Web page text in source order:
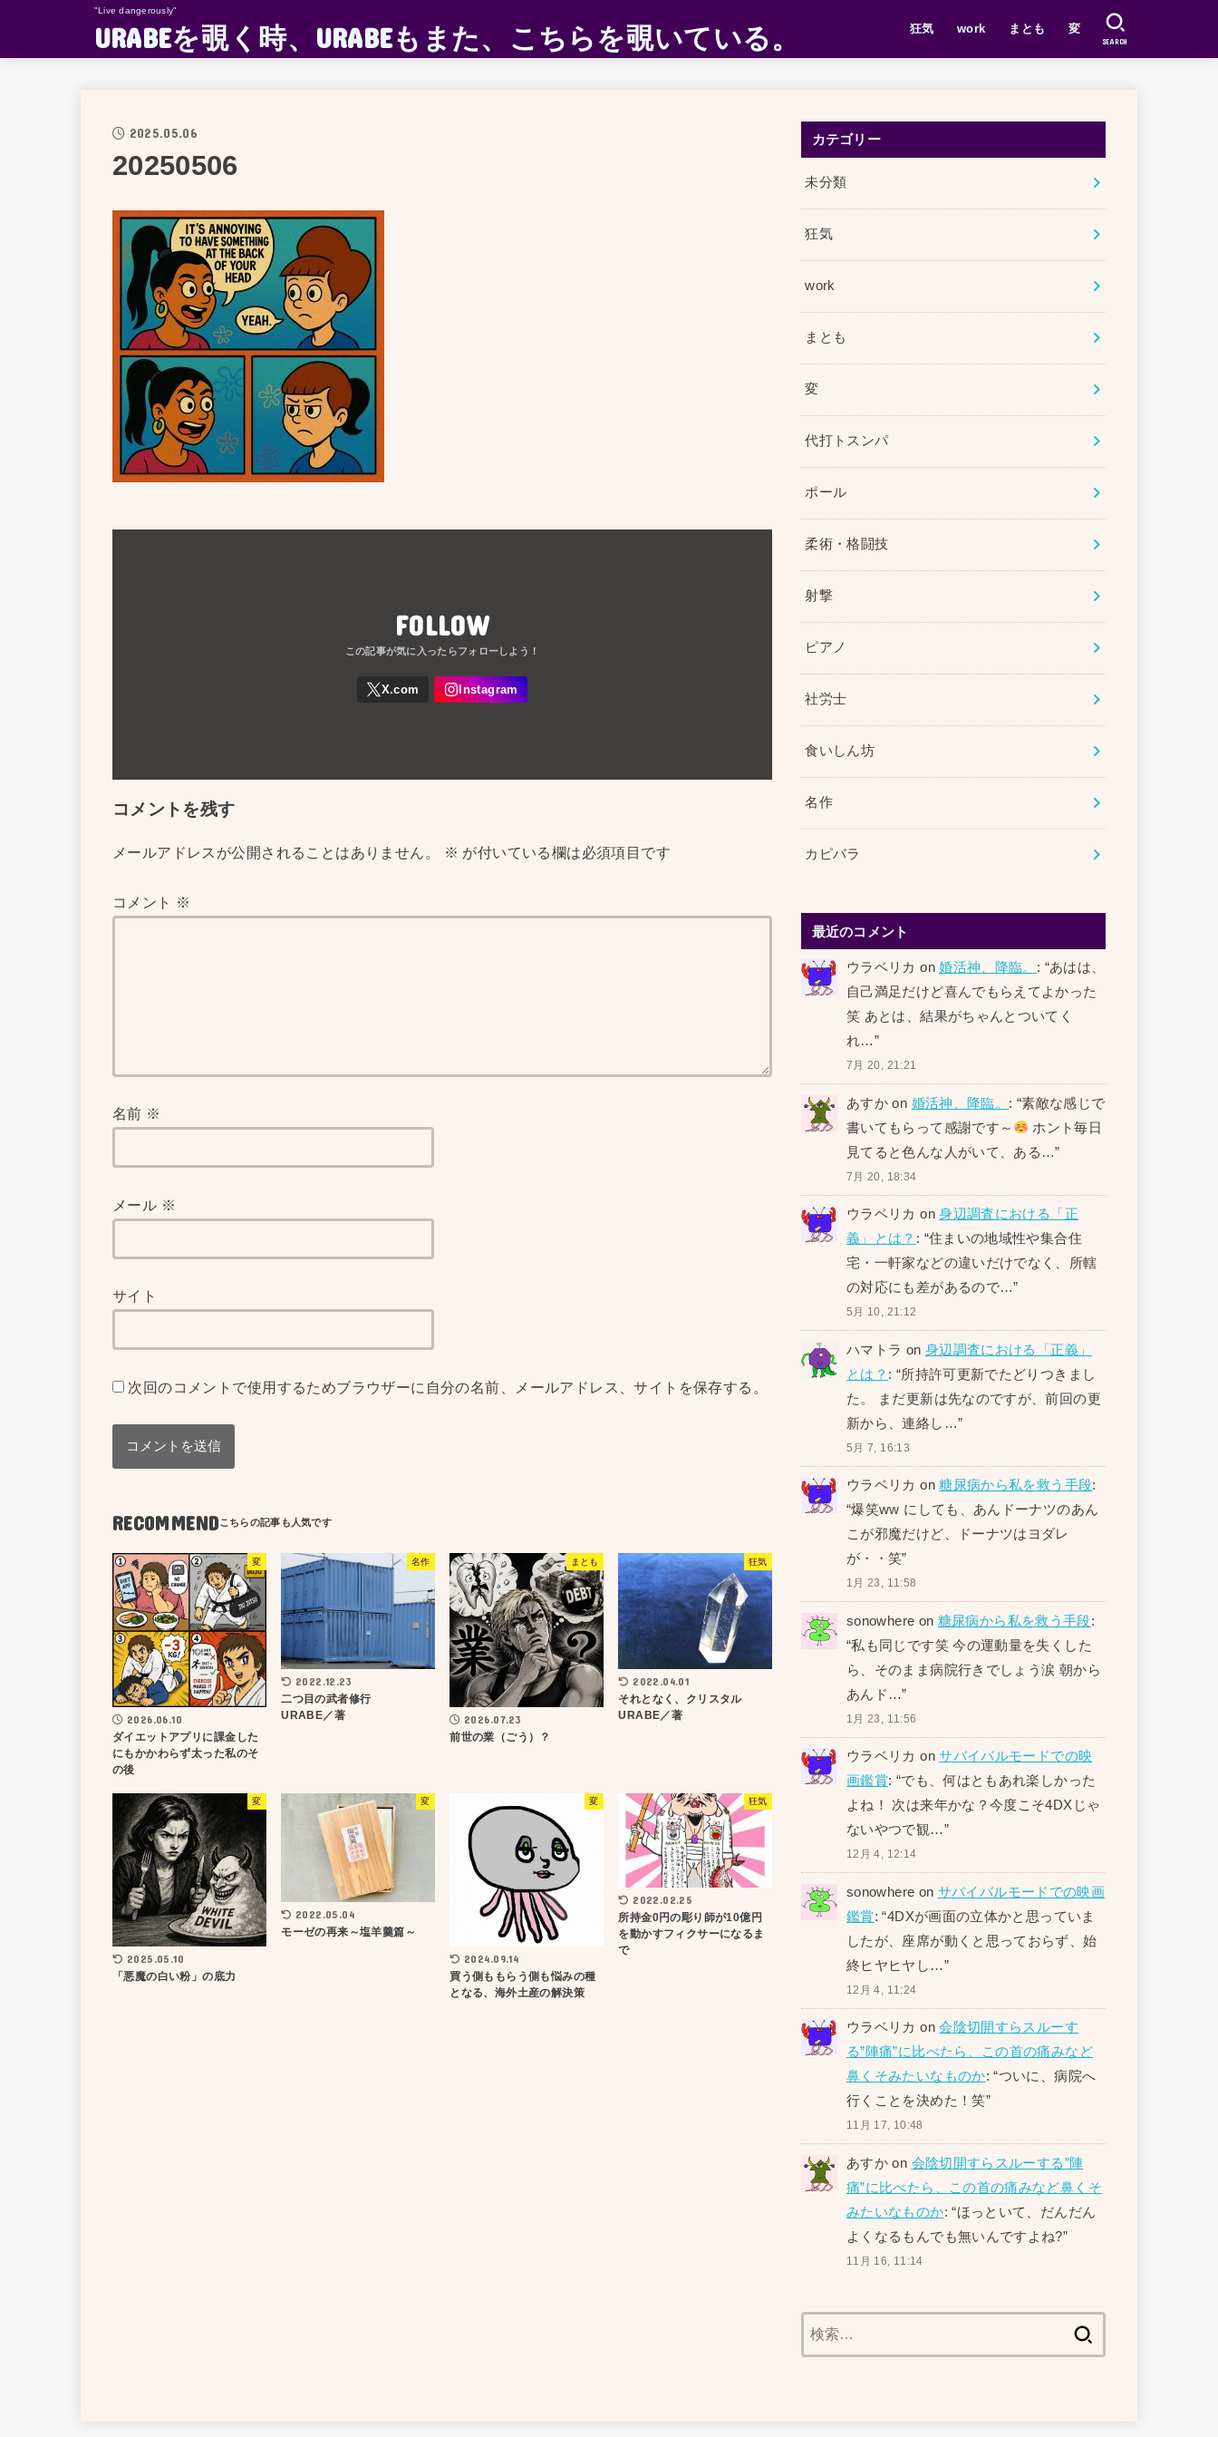
"Live dangerously"
URABEを覗く時、URABEもまた、こちらを覗いている。 狂気 work まとも 変
SEARCH
2025.05.06
20250506
FOLLOW
コメントを残す
メールアドレスが公開されることはありません。 ※ が付いている欄は必須項目です
コメント ※
名前 ※
メール ※
サイト
次回のコメントで使用するためブラウザーに自分の名前、メールアドレス、サイトを保存する。
RECOMMEND
変
2026.06.10
ダイエットアプリに課金した
にもかかわらず太った私のそ
の後
名作
2022.12.23
二つ目の武者修行
URABE／著
まとも
2026.07.23
前世の業（ごう）？
狂気
2022.04.01
それとなく、クリスタル
URABE／著
変
2025.05.10
「悪魔の白い粉」の底力
変
2022.05.04
モーゼの再来～塩羊羹篇～
変
2024.09.14
買う側ももらう側も悩みの種
となる、海外土産の解決策
狂気
2022.02.25
所持金0円の彫り師が10億円
を動かすフィクサーになるま
で
カテゴリー
未分類
狂気
work
まとも
変
代打トスンパ
ポール
柔術・格闘技
射撃
ピアノ
社労士
食いしん坊
名作
カピバラ
最近のコメント
ウラベリカ on婚活神、降臨。 : “あはは、
自己満足だけど喜んでもらえてよかった
笑 あとは、結果がちゃんとついてく
れ…”
7月 20, 21:21
あすか on 婚活神、降臨。 : “素敵な感じで
書いてもらって感謝です～
ホント毎日
見てると色んな人がいて、ある…”
7月 20, 18:34
ウラベリカ on身辺調査における「正
義」とは？ : “住まいの地域性や集合住
宅・一軒家などの違いだけでなく、所轄
の対応にも差があるので…”
5月 10, 21:12
ハマトラ on 身辺調査における「正義」
とは？ : “所持許可更新でたどりつきまし
た。 まだ更新は先なのですが、前回の更
新から、連絡し…”
5月 7, 16:13
ウラベリカ on糖尿病から私を救う手段:
“爆笑ww にしても、あんドーナツのあん
こが邪魔だけど、ドーナツはヨダレ
が・・笑”
1月 23, 11:58
sonowhere on 糖尿病から私を救う手段:
“私も同じです笑 今の運動量を失くした
ら、そのまま病院行きでしょう涙 朝から
あんド…”
1月 23, 11:56
ウラベリカ onサバイバルモードでの映
画鑑賞: “でも、何はともあれ楽しかった
よね！ 次は来年かな？今度こそ4DXじゃ
ないやつで観…”
12月 4, 12:14
sonowhere on サバイバルモードでの映画
鑑賞: “4DXが画面の立体かと思っていま
したが、座席が動くと思っておらず、始
終ヒヤヒヤし…”
12月 4, 11:24
ウラベリカ on会陰切開すらスルーす
る”陣痛”に比べたら、この首の痛みなど
鼻くそみたいなものか: “ついに、病院へ
行くことを決めた！笑”
11月 17, 10:48
あすか on 会陰切開すらスルーする”陣
痛”に比べたら、この首の痛みなど鼻くそ
みたいなものか: “ほっといて、だんだん
よくなるもんでも無いんですよね?”
11月 16, 11:14